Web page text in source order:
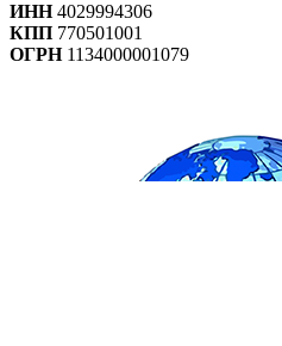
ИНН4029994306
КПП 770501001
ОГРН1134000001079